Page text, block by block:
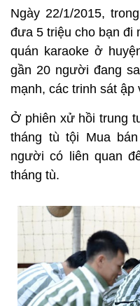
Ngày 22/1/2015,
đưa 5 triệu cho bạn đi
quán karaoke ở
gần 20 người đang
mạnh, các trinh sát ập
Ở phiên xử hồi trung
tháng tù tội Mua
người có liên quan
tháng tù.